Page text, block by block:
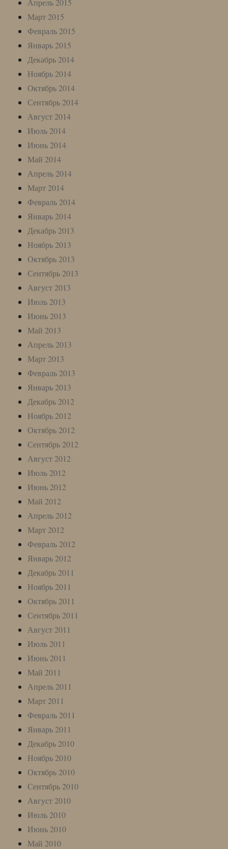
Апрель 2015
Март 2015
Февраль 2015
Январь 2015
Декабрь 2014
Ноябрь 2014
Октябрь 2014
Сентябрь 2014
Август 2014
Июль 2014
Июнь 2014
Май 2014
Апрель 2014
Март 2014
Февраль 2014
Январь 2014
Декабрь 2013
Ноябрь 2013
Октябрь 2013
Сентябрь 2013
Август 2013
Июль 2013
Июнь 2013
Май 2013
Апрель 2013
Март 2013
Февраль 2013
Январь 2013
Декабрь 2012
Ноябрь 2012
Октябрь 2012
Сентябрь 2012
Август 2012
Июль 2012
Июнь 2012
Май 2012
Апрель 2012
Март 2012
Февраль 2012
Январь 2012
Декабрь 2011
Ноябрь 2011
Октябрь 2011
Сентябрь 2011
Август 2011
Июль 2011
Июнь 2011
Май 2011
Апрель 2011
Март 2011
Февраль 2011
Январь 2011
Декабрь 2010
Ноябрь 2010
Октябрь 2010
Сентябрь 2010
Август 2010
Июль 2010
Июнь 2010
Май 2010